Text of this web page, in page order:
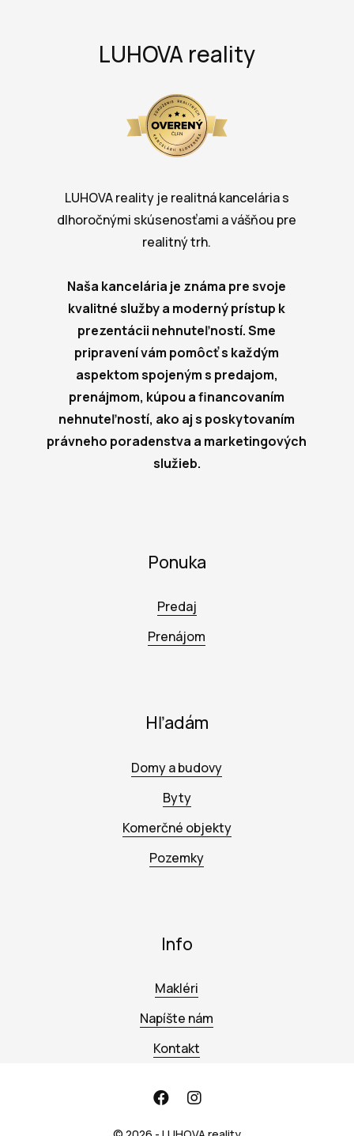
LUHOVA reality
LUHOVA reality je realitná kancelária s
dlhoročnými skúsenosťami a vášňou pre
realitný trh.
Naša kancelária je známa pre svoje
kvalitné služby a moderný prístup k
prezentácii nehnuteľností. Sme
pripravení vám pomôcť s každým
aspektom spojeným s predajom,
prenájmom, kúpou a financovaním
nehnuteľností, ako aj s poskytovaním
právneho poradenstva a marketingových
služieb.
Ponuka
Predaj
Prenájom
Hľadám
Domy a budovy
Byty
Komerčné objekty
Pozemky
Info
Makléri
Napíšte nám
Kontakt